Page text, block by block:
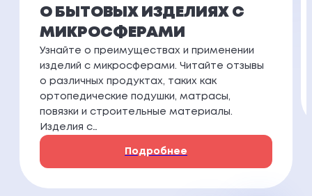
О БЫТОВЫХ ИЗДЕЛИЯХ С
МИКРОСФЕРАМИ
Узнайте о преимуществах и применении
изделий с микросферами. Читайте отзывы
о различных продуктах, таких как
ортопедические подушки, матрасы,
повязки и строительные материалы.
Изделия с…
Подробнее